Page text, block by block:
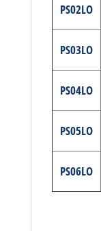
PS02LO
PS03LO
PS04LO
PS05LO
PS06LO